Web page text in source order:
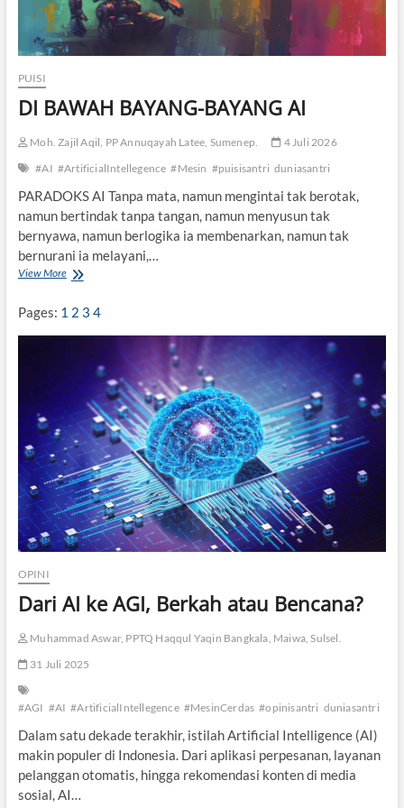
PUISI
DI BAWAH BAYANG-BAYANG AI
Moh. Zajil Aqil, PP Annuqayah Latee, Sumenep.
4 Juli 2026
#AI #ArtificialIntellegence #Mesin #puisisantri duniasantri
PARADOKS AI Tanpa mata, namun mengintai tak berotak,
namun bertindak tanpa tangan, namun menyusun tak
bernyawa, namun berlogika ia membenarkan, namun tak
bernurani ia melayani,…
View MoreD
B
A
W
B
A
A
N
G
-
B
A
Y
A
A
Pages: 1 2 3 4
OPINI
Dari AI ke AGI, Berkah atau Bencana?
Muhammad Aswar, PPTQ Haqqul Yaqin Bangkala, Maiwa, Sulsel.
31 Juli 2025
#AGI #AI #ArtificialIntellegence #MesinCerdas #opinisantri duniasantri
Dalam satu dekade terakhir, istilah Artificial Intelligence (AI)
makin populer di Indonesia. Dari aplikasi perpesanan, layanan
pelanggan otomatis, hingga rekomendasi konten di media
sosial, AI…